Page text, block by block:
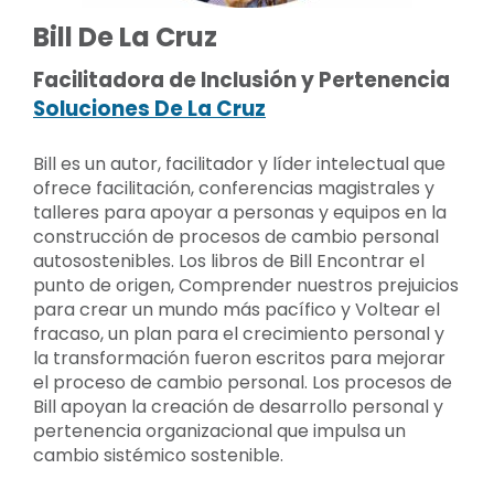
Bill De La Cruz
Facilitadora de Inclusión y Pertenencia
Soluciones De La Cruz
Bill es un autor, facilitador y líder intelectual que
ofrece facilitación, conferencias magistrales y
talleres para apoyar a personas y equipos en la
construcción de procesos de cambio personal
autosostenibles. Los libros de Bill Encontrar el
punto de origen, Comprender nuestros prejuicios
para crear un mundo más pacífico y Voltear el
fracaso, un plan para el crecimiento personal y
la transformación fueron escritos para mejorar
el proceso de cambio personal. Los procesos de
Bill apoyan la creación de desarrollo personal y
pertenencia organizacional que impulsa un
cambio sistémico sostenible.